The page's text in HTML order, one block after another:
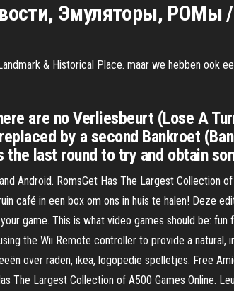
Эмуляторы, РОМы
& Historical Place. maar we hebben ook
are no Verliesbeurt (Lose A
by a second Bankroet
last round to try and obtain
Android. RomsGet Has The Largest Collection
café in een box om ons in huis te halen! Deze
game. This is what video games should be: fun
the Wii Remote controller to provide a natural,
over raden, ikea, logopedie spelletjes. Free
The Largest Collection of A500 Games Online.